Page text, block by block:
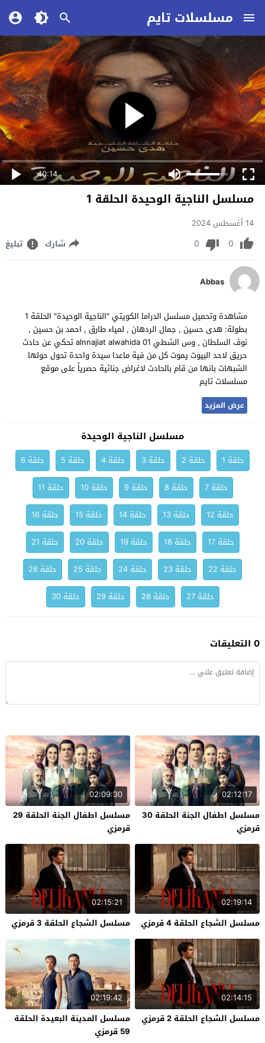
مسلسلات تايم
40:14
مسلسل الناجية الوحيدة الحلقة 1
14 أغسطس 2024
0
0 شارك تبليغ
Abbas
مشاهدة وتحميل مسلسل الدراما الكويتي "الناجية الوحيدة" الحلقة 1
بطولة: هدى حسين , جمال الردهان , لمياء طارق , احمد بن حسين ,
نوف السلطان , وس الشطي alnnajiat alwahida 01 تحكي عن حادث
حريق لاحد البيوت يموت كل من فية ماعدا سيدة واحدة تحول حولها
الشبهات بانها من قام بالحادث لاغراض جنائية حصرياً على موقع
مسلسلات تايم
عرض المزيد
مسلسل الناجية الوحيدة
حلقة 1 حلقة 2 حلقة 3 حلقة 4 حلقة 5
حلقة 6
حلقة 7
حلقة 8 حلقة 9 حلقة 10
حلقة 11
حلقة 12
حلقة 13 حلقة 14 حلقة 15
حلقة 16
حلقة 17
حلقة 18 حلقة 19 حلقة 20
حلقة 21
حلقة 22
حلقة 23 حلقة 24 حلقة 25
حلقة 26
حلقة 27
حلقة 28 حلقة 29 حلقة 30
0 التعليقات
02:12:17
مسلسل اطفال الجنة الحلقة 30
قرمزي
02:09:30
مسلسل اطفال الجنة الحلقة 29
قرمزي
02:19:14
مسلسل الشجاع الحلقة 4 قرمزي
02:15:21
مسلسل الشجاع الحلقة 3 قرمزي
02:14:15
مسلسل الشجاع الحلقة 2 قرمزي
02:19:42
مسلسل المدينة البعيدة الحلقة
59 قرمزي